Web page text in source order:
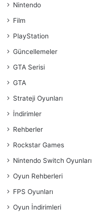
Nintendo
Film
PlayStation
Güncellemeler
GTA Serisi
GTA
Strateji Oyunları
İndirimler
Rehberler
Rockstar Games
Nintendo Switch Oyunları
Oyun Rehberleri
FPS Oyunları
Oyun İndirimleri